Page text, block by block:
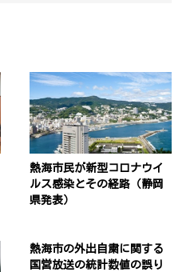
熱海市民が新型コロナウイ
ルス感染とその経路（静岡
県発表）
熱海市の外出自粛に関する
国営放送の統計数値の誤り